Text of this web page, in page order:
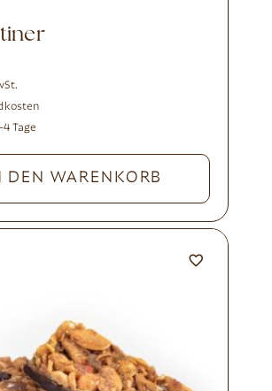
4 Tage
DEN WARENKORB